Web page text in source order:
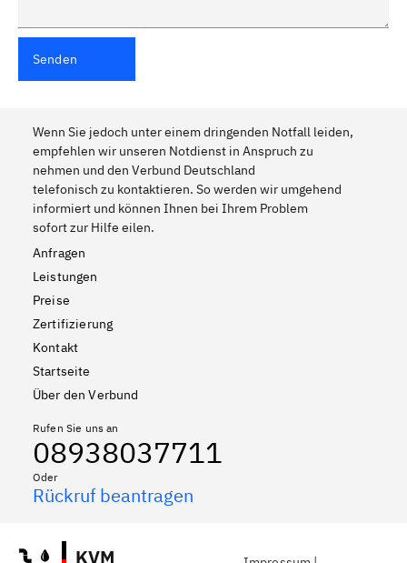
Senden
Wenn Sie jedoch unter einem dringenden Notfall leiden,
empfehlen wir unseren Notdienst in Anspruch zu
nehmen und den Verbund Deutschland
telefonisch zu kontaktieren. So werden wir umgehend
informiert und können Ihnen bei Ihrem Problem
sofort zur Hilfe eilen.
Anfragen
Leistungen
Preise
Zertifizierung
Kontakt
Startseite
Über den Verbund
Rufen Sie uns an
08938037711
Oder
Rückruf beantragen
KVM